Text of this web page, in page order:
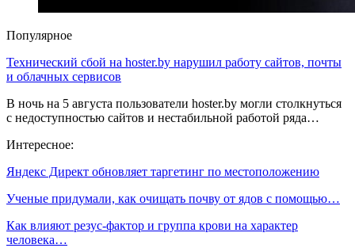
Популярное
Технический сбой на hoster.by нарушил работу сайтов, почты
и облачных сервисов
В ночь на 5 августа пользователи hoster.by могли столкнуться
с недоступностью сайтов и нестабильной работой ряда…
Интересное:
Яндекс Директ обновляет таргетинг по местоположению
Ученые придумали, как очищать почву от ядов с помощью…
Как влияют резус-фактор и группа крови на характер
человека…